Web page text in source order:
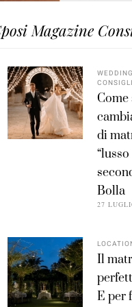
Magazine
CONSIGLI
Come
di
Bolla
27
Il
E per